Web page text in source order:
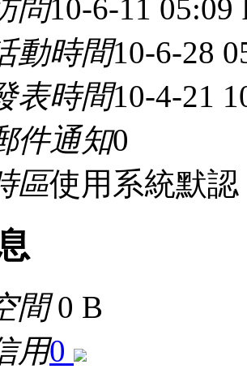
問10-6-11 05:09
動時間10-6-28
表時間10-4-21
件通知0
區使用系統默認
間0 B
用0